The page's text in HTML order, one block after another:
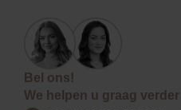
Bel ons!
We helpen u graag verder